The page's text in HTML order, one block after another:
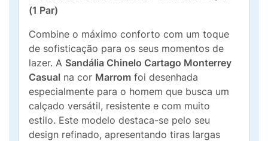
(1 Par)
Combine o máximo conforto com um toque
de sofisticação para os seus momentos de
lazer. A Sandália Chinelo Cartago Monterrey
Casual na cor Marrom foi desenhada
especialmente para o homem que busca um
calçado versátil, resistente e com muito
estilo. Este modelo destaca-se pelo seu
design refinado, apresentando tiras largas